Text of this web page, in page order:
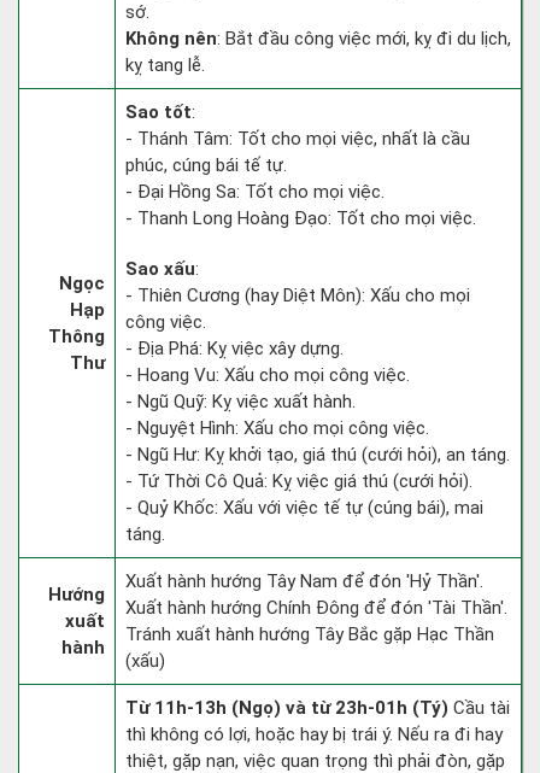
sớ.
Không nên: Bắt đầu công việc mới, kỵ đi du lịch,
kỵ tang lễ.
Ngọc
Hạp
Thông
Thư
Sao tốt:
- Thánh Tâm: Tốt cho mọi việc, nhất là cầu
phúc, cúng bái tế tự.
- Đại Hồng Sa: Tốt cho mọi việc.
- Thanh Long Hoàng Đạo: Tốt cho mọi việc.
Sao xấu:
- Thiên Cương (hay Diệt Môn): Xấu cho mọi
công việc.
- Địa Phá: Kỵ việc xây dựng.
- Hoang Vu: Xấu cho mọi công việc.
- Ngũ Quỹ: Kỵ việc xuất hành.
- Nguyệt Hình: Xấu cho mọi công việc.
- Ngũ Hư: Kỵ khởi tạo, giá thú (cưới hỏi), an táng.
- Tứ Thời Cô Quả: Kỵ việc giá thú (cưới hỏi).
- Quỷ Khốc: Xấu với việc tế tự (cúng bái), mai
táng.
Hướng
xuất
hành
Xuất hành hướng Tây Nam để đón 'Hỷ Thần'.
Xuất hành hướng Chính Đông để đón 'Tài Thần'.
Tránh xuất hành hướng Tây Bắc gặp Hạc Thần
(xấu)
Từ 11h-13h (Ngọ) và từ 23h-01h (Tý) Cầu tài
thì không có lợi, hoặc hay bị trái ý. Nếu ra đi hay
thiệt, gặp nạn, việc quan trọng thì phải đòn, gặp